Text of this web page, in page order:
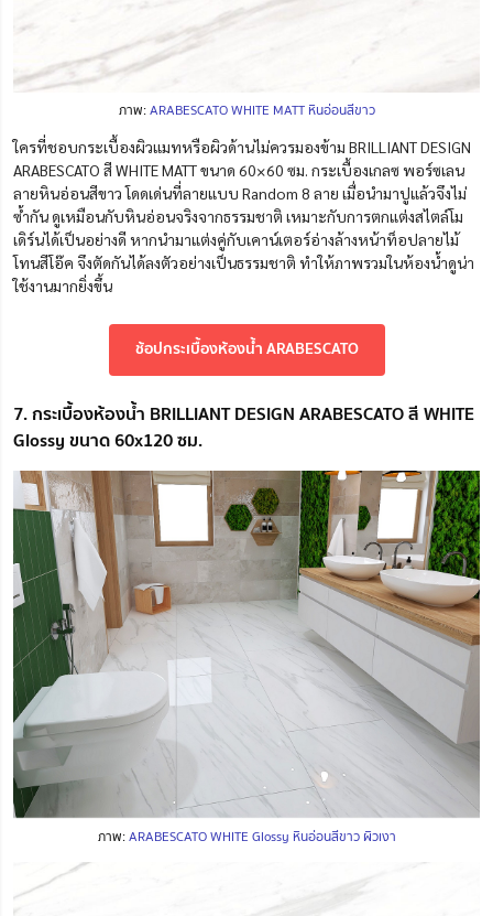
ภาพ:ARABESCATO WHITE MATT หินอ่อนสีขาว
ใครที่ชอบกระเบื้องผิวแมทหรือผิวด้านไม่ควรมองข้าม BRILLIANT DESIGN
ARABESCATO สี WHITE MATT ขนาด 60×60 ซม. กระเบื้องเกลซ พอร์ซเลน
ลายหินอ่อนสีขาว โดดเด่นที่ลายแบบ Random 8 ลาย เมื่อนำมาปูแล้วจึงไม่
ซ้ำกัน ดูเหมือนกับหินอ่อนจริงจากธรรมชาติ เหมาะกับการตกแต่งสไตล์โม
เดิร์นได้เป็นอย่างดี หากนำมาแต่งคู่กับเคาน์เตอร์อ่างล้างหน้าท็อปลายไม้
โทนสีโอ๊ค จึงตัดกันได้ลงตัวอย่างเป็นธรรมชาติ ทำให้ภาพรวมในห้องน้ำดูน่า
ใช้งานมากยิ่งขึ้น
ช้อปกระเบื้องห้องน้ำ ARABESCATO
7. กระเบื้องห้องน้ำ BRILLIANT DESIGN ARABESCATO สี WHITE
Glossy ขนาด 60x120 ซม.
ภาพ:ARABESCATO WHITE Glossy หินอ่อนสีขาว ผิวเงา